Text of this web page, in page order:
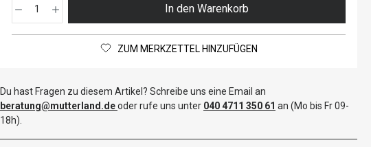
In den Warenkorb
ZUM MERKZETTEL HINZUFÜGEN
Du hast Fragen zu diesem Artikel? Schreibe uns eine Email an
beratung@mutterland.deoder rufe uns unter 040 4711 350 61 an (Mo bis Fr 09-
18h).